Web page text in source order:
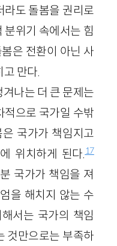
라도 돌봄을 권리로
위기 속에서는 힘
은 전환이 아닌 사
만다.
나는 더 큰 문제는
적으로 국가일 수밖
국가가 책임지고
위치하게 된다.17
국가가 책임을 져
을 해치지 않는 수
서는 국가의 책임
것만으로는 부족하